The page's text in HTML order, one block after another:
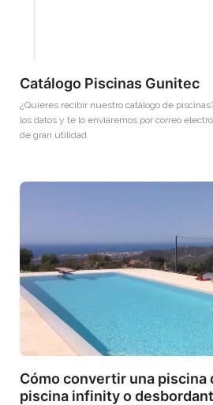
Catálogo Piscinas Gunitec
¿Quieres recibir nuestro catálogo de
los datos y te lo enviaremos por correo
de gran utilidad.
Cómo convertir una piscina
piscina infinity o